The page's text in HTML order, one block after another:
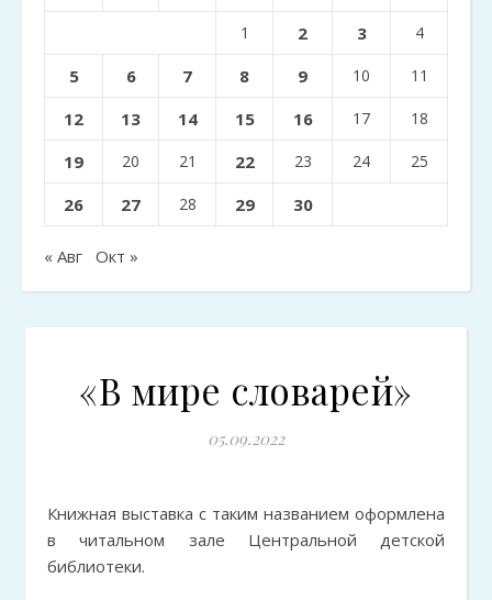
1 2 3 4
5 6 7 8 9 10 11
12 13 14 15 16 17 18
19 20 21 22 23 24 25
26 27 28 29 30
« Авг Окт »
«В мире словарей»
05.09.2022
Книжная выставка с таким названием оформлена
в читальном зале Центральной детской
библиотеки.